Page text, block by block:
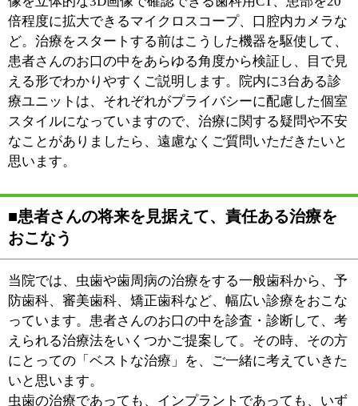
科目 : ●歯科●小児歯科●矯正歯科●歯科口腔外科
03-3610-8241
休診日
木曜・日曜・祝日
※祝日のある週は、木曜診療
最寄駅 : 鐘ヶ淵駅
所在地 :
WEB http://www.htnk-dc.com
診療時間 :
［平日］9：30～13：00 14：30～19：30
このページの先頭へ
江戸川区時間 江東区時間 葛飾区時間
表示：PC |モバイル
© 2013 art blue Inc.